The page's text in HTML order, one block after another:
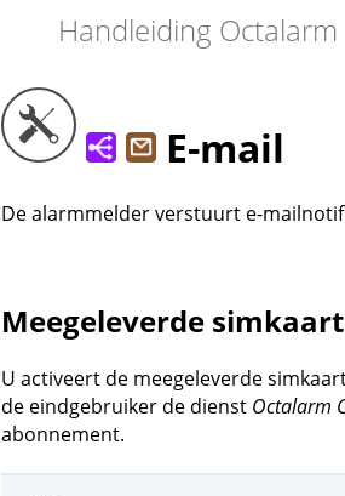
Handleiding
E-mail
De alarmmelder verstuurt e-
Meegeleverde
U activeert de meegeleverde
de eindgebruiker de dienst Octalarm
abonnement.